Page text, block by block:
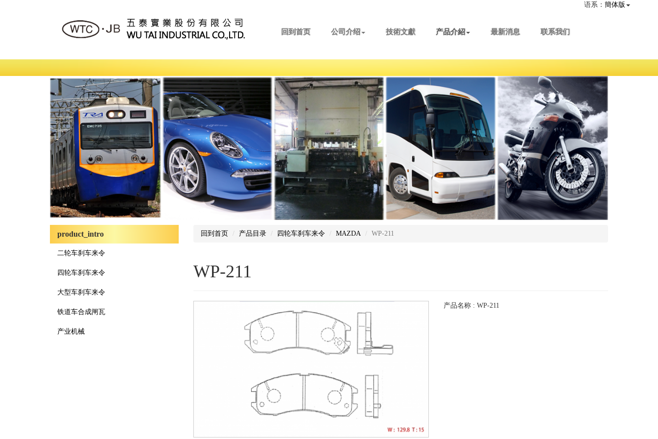
语系： 簡体版
回到首页 公司介绍 技術文獻 产品介紹 最新消息 联系我们
product_intro
二轮车刹车来令
四轮车刹车来令
大型车刹车来令
铁道车合成闸瓦
产业机械
回到首页 产品目录 四轮车刹车来令 MAZDA WP-211
WP-211
产品名称 : WP-211